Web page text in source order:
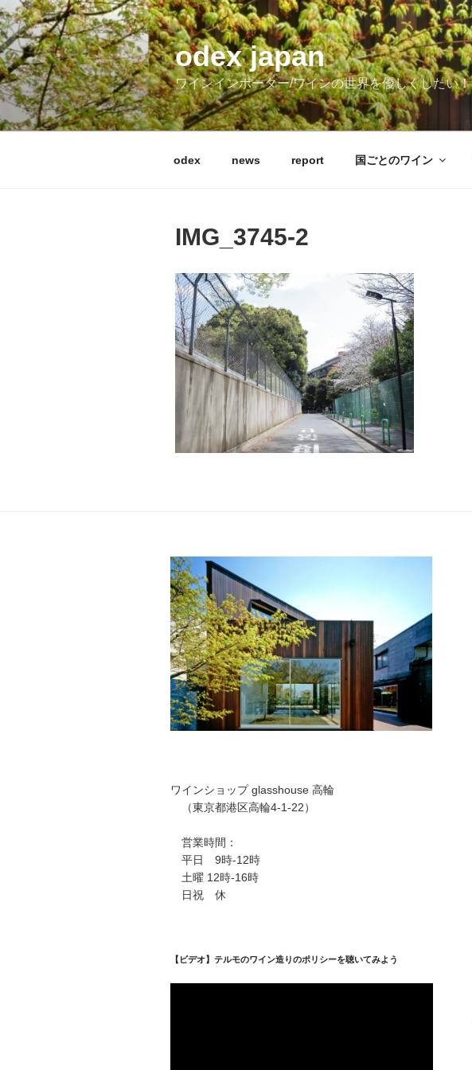
コ
ン
テ
ン
ツ
へ
ス
odex japan
ワインインポーター/ワインの世界を優しくしたい！
odex news report 国ごとのワイン
IMG_3745-2
ワインショップ glasshouse 高輪
（東京都港区高輪4-1-22）
営業時間：
平日 9時-12時
土曜 12時-16時
日祝 休
【ビデオ】テルモのワイン造りのポリシーを聴いてみよう